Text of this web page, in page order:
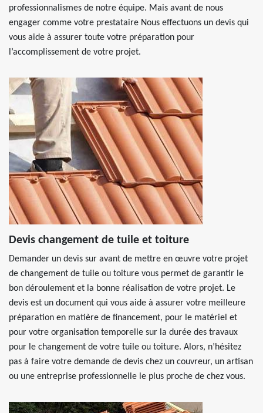
professionnalismes de notre équipe. Mais avant de nous
engager comme votre prestataire Nous effectuons un devis qui
vous aide à assurer toute votre préparation pour
l’accomplissement de votre projet.
Devis changement de tuile et toiture
Demander un devis sur avant de mettre en œuvre votre projet
de changement de tuile ou toiture vous permet de garantir le
bon déroulement et la bonne réalisation de votre projet. Le
devis est un document qui vous aide à assurer votre meilleure
préparation en matière de financement, pour le matériel et
pour votre organisation temporelle sur la durée des travaux
pour le changement de votre tuile ou toiture. Alors, n’hésitez
pas à faire votre demande de devis chez un couvreur, un artisan
ou une entreprise professionnelle le plus proche de chez vous.